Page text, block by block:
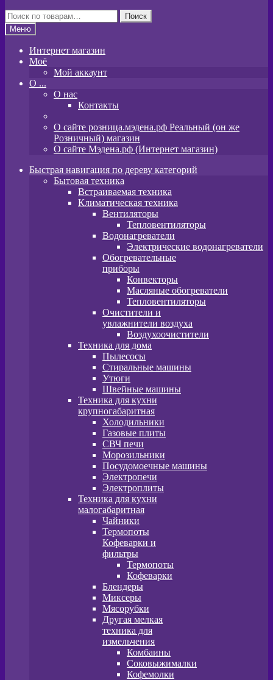
Искать:
Поиск
Меню
Интернет магазин
Моё
Мой аккаунт
O ...
О нас
Контакты
О сайте розница.мэдена.рф Реальный (он же
Розничный) магазин
О сайте Мэдена.рф (Интернет магазин)
Быстрая навигация по дереву категорий
Бытовая техника
Встраиваемая техника
Климатическая техника
Вентиляторы
Тепловентиляторы
Водонагреватели
Электрические водонагреватели
Обогревательные
приборы
Конвекторы
Масляные обогреватели
Тепловентиляторы
Очистители и
увлажнители воздуха
Воздухоочистители
Техника для дома
Пылeсосы
Стиральные машины
Утюги
Швейные машины
Техника для кухни
крупногабаритная
Холодильники
Газовые плиты
СВЧ печи
Морозильники
Посудомоечные машины
Электропечи
Электроплиты
Техника для кухни
малогабаритная
Чайники
Термопоты
Кофеварки и
фильтры
Термопоты
Кофеварки
Блендеры
Миксеры
Мясорубки
Другая мелкая
техника для
измельчения
Комбаины
Соковыжималки
Кофемолки